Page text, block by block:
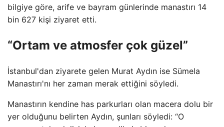
bilgiye göre, arife ve bayram günlerinde manastırı 14
bin 627 kişi ziyaret etti.
“Ortam ve atmosfer çok güzel”
İstanbul'dan ziyarete gelen Murat Aydın ise Sümela
Manastırı'nı her zaman merak ettiğini söyledi.
Manastırın kendine has parkurları olan macera dolu bir
yer olduğunu belirten Aydın, şunları söyledi: “O